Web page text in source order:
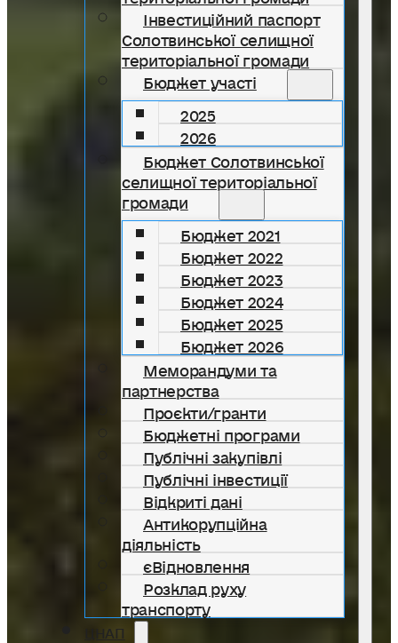
Інвестиційний паспорт
Солотвинської селищної
територіальної громади
Бюджет участі
2025
2026
Бюджет Солотвинської
селищної територіальної
громади
Бюджет 2021
Бюджет 2022
Бюджет 2023
Бюджет 2024
Бюджет 2025
Бюджет 2026
Меморандуми та
партнерства
Проєкти/гранти
Бюджетні програми
Публічні закупівлі
Публічні інвестиції
Відкриті дані
Антикорупційна
діяльність
єВідновлення
Розклад руху
транспорту
ЦНАП